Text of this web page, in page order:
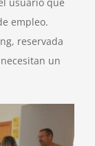
empleo.
reservada
un